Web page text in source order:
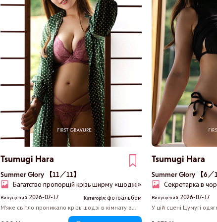
Tsumugi Hara
Summer Glory 【11／11】
Багатство пропорцій крізь ширму «шоджі»
Випущений:2026-07-17 Категорія: фотоальбом
М'яке світло проникало крізь шодзі в кімнату в
японському стилі, позбавлену всього зайвого.
Tsumugi Hara
Summer Glory 【6／
Секретарка в
Випущений:2026-07-17
У цій сцені Цумугі
костюм секретарки, і